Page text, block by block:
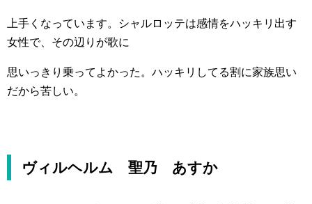
上手くなっています。シャルロッテは感情をハッキリ出す
女性で、その辺りが歌に
思いっきり乗ってよかった。ハッキリしてる割に家族思い
だから苦しい。
ヴィルヘルム 聖乃 あすか